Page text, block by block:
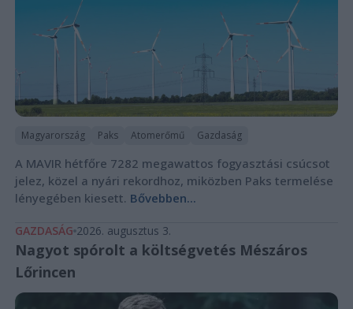
Magyarország Paks Atomerőmű Gazdaság
A MAVIR hétfőre 7282 megawattos fogyasztási csúcsot
jelez, közel a nyári rekordhoz, miközben Paks termelése
lényegében kiesett. Bővebben...
GAZDASÁG 2026. augusztus 3.
Nagyot spórolt a költségvetés Mészáros
Lőrincen